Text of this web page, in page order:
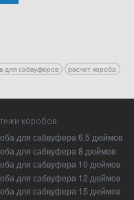
для сабвуферов
расчет короба
коробов
для сабвуфера 6.5 дюймов
для сабвуфера 8 дюймов
для сабвуфера 10 дюймов
для сабвуфера 12 дюймов
для сабвуфера 15 дюймов